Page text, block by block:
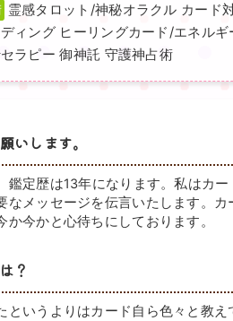
霊感タロット/神秘オラクル カード
ィング ヒーリングカード/エネル
ラピー 御神託 守護神占術
いします。
鑑定歴は13年になります。私はカ
なメッセージを伝言いたします。
今かと心待ちにしております。
？
というよりはカード自ら色々と教え